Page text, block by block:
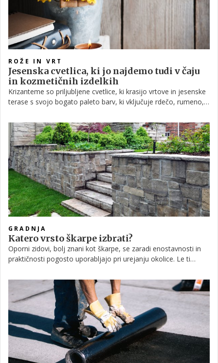
ROŽE IN VRT
Jesenska cvetlica, ki jo najdemo tudi v čaju
in kozmetičnih izdelkih
Krizanteme so priljubljene cvetlice, ki krasijo vrtove in jesenske
terase s svojo bogato paleto barv, ki vključuje rdečo, rumeno,
jeseni, ko večina drugih rastlin že usahne. Kdaj cvetijo in kakšne
pogoje potrebujejo za uspešno rast?
GRADNJA
Katero vrsto škarpe izbrati?
Oporni zidovi, bolj znani kot škarpe, se zaradi enostavnosti in
praktičnosti pogosto uporabljajo pri urejanju okolice. Le ti
brežine, da se ta ne osipa, ali pa jih uporabimo za izravnavo
terena. Z opornimi zidovi lahko strmo parcelo spremenimo v
bolj praktično, terasasto. Lahko so učinkovito sredstvo za
zaščito hiše v primeru apokalipse ali pa so oporni zidovi čisto
estetske narave. In kakšne vrste zidov se danes gradi?